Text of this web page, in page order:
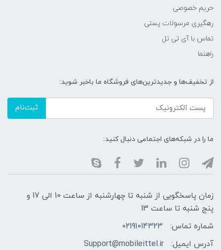
حریم خصوصی
رهگیری مرسولات پستی
تماس با آی تی تل
راهنما
از تخفیف‌ها و جدیدترین‌های فروشگاه ما باخبر شوید:
ثبت‌نام
ما را در شبکه‌های اجتماعی دنبال کنید:
زمان پاسخگویی از شنبه تا چهارشنبه از ساعت 10 الی 17 و
پنج شنبه تا ساعت 13
شماره تماس:
02191014323
آدرس ایمیل:
Support@mobileittel.ir